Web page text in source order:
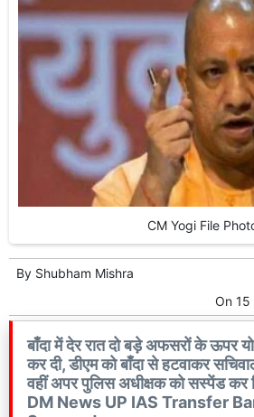
CM Yogi File
By Shubham Mishra
On 15
बाँदा में देर रात दो बड़े अफसरों के ऊपर
कर दी, डीएम को बाँदा से हटवाकर
वहीं अपर पुलिस अधीक्षक को सस्पेंड कर
DM News UP IAS Transfer